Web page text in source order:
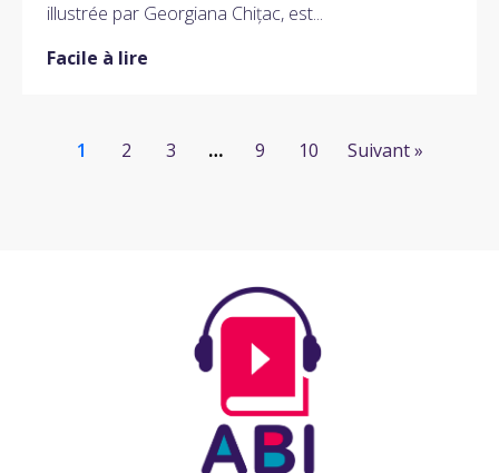
illustrée par Georgiana Chițac, est...
Facile à lire
1 2 3 … 9 10 Suivant »